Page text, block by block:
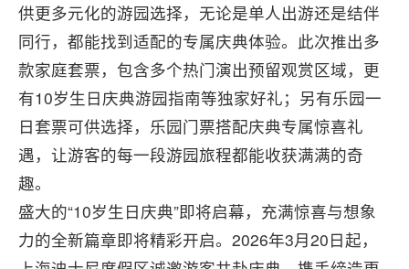
供更多元化的游园选择，无论是单人出游还是结伴
同行，都能找到适配的专属庆典体验。此次推出多
款家庭套票，包含多个热门演出预留观赏区域，更
有10岁生日庆典游园指南等独家好礼；另有乐园一
日套票可供选择，乐园门票搭配庆典专属惊喜礼
遇，让游客的每一段游园旅程都能收获满满的奇
趣。
盛大的“10岁生日庆典”即将启幕，充满惊喜与想象
力的全新篇章即将精彩开启。2026年3月20日起，